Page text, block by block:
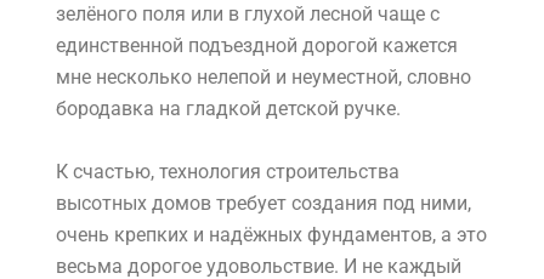
зелёного поля или в глухой лесной чаще с
единственной подъездной дорогой кажется
мне несколько нелепой и неуместной, словно
бородавка на гладкой детской ручке.
К счастью, технология строительства
высотных домов требует создания под ними,
очень крепких и надёжных фундаментов, а это
весьма дорогое удовольствие. И не каждый